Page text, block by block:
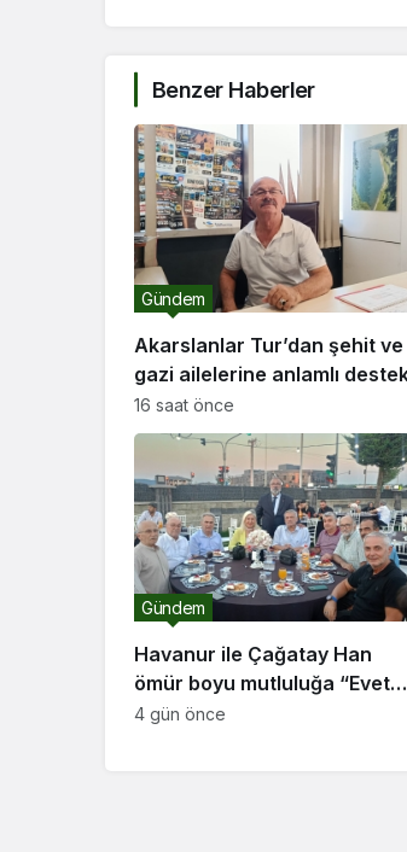
Benzer Haberler
Akarslanlar Tur’dan şehit ve
gazi ailelerine anlamlı
Gündem
16 saat önce
Havanur ile Çağatay Han
ömür boyu mutluluğa “Evet”
dedi
Gündem
4 gün önce